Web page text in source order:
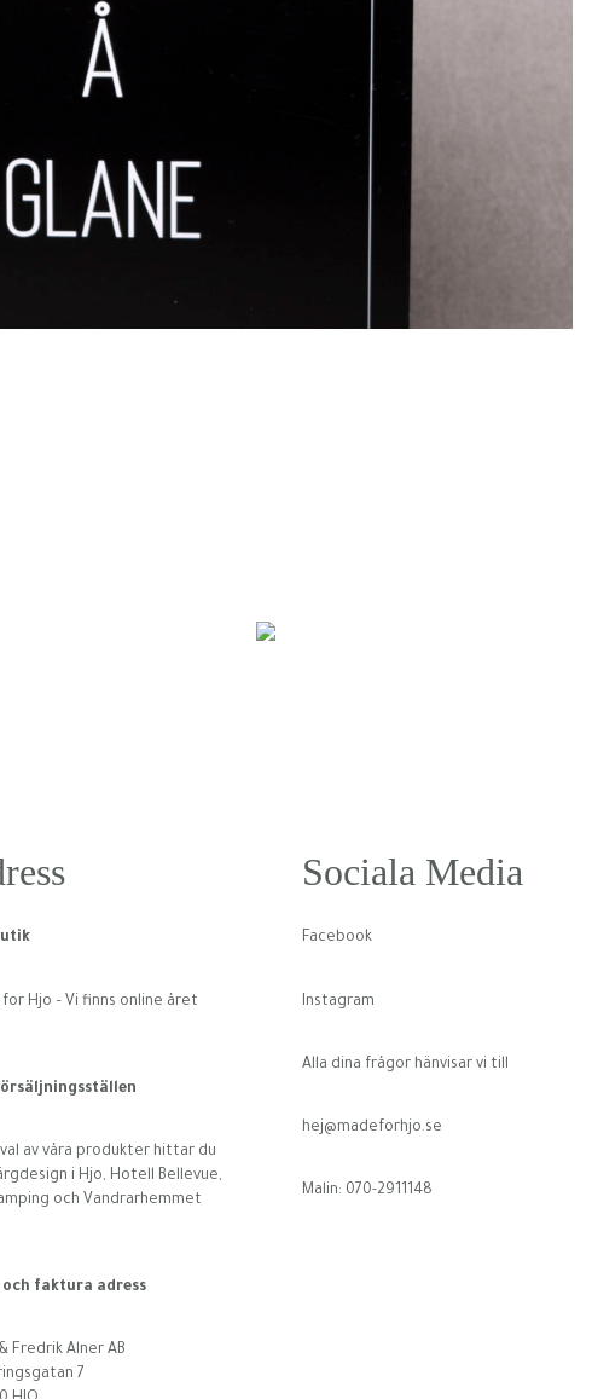
for Hjo – Vi finns online året
av våra produkter hittar du
i Hjo, Hotell Bellevue,
och Vandrarhemmet
och faktura adress
Fredrik Alner AB
7
Sociala Media
Facebook
Instagram
Alla dina frågor hänvisar vi till
hej@madeforhjo.se
Malin: 070-2911148